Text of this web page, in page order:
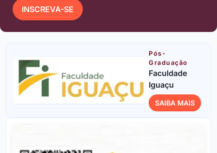
INSCREVA-SE
Pós-
Graduação
Faculdade
Iguaçu
SAIBA MAIS